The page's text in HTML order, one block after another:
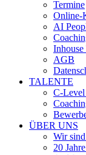
Termine
Online-
AI
AGB
TALENTE
C-
ÜBER UNS
Wir
20